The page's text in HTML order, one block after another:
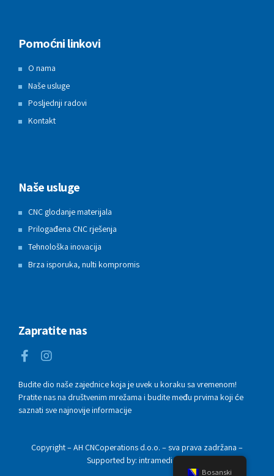
Pomoćni linkovi
O nama
Naše usluge
Posljednji radovi
Kontakt
Naše usluge
CNC glodanje materijala
Prilogađena CNC rješenja
Tehnološka inovacija
Brza isporuka, nulti kompromis
Zapratite nas
Budite dio naše zajednice koja je uvek u koraku sa vremenom!
Pratite nas na društvenim mrežama i budite među prvima koji će
saznati sve najnovije informacije
Copyright – AH CNCoperations d.o.o. – sva prava zadržana –
Supported by: intramedia.ba
Bosanski